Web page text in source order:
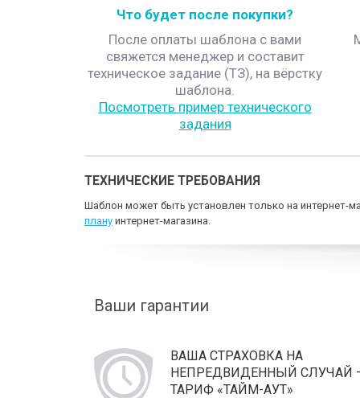
Что будет после покупки?
После оплаты шаблона с вами
свяжется менеджер и составит
техническое задание (ТЗ), на вёрстку
шаблона.
Посмотреть пример технического
задания
ТЕХНИЧЕСКИЕ ТРЕБОВАНИЯ
Шаблон может быть установлен только на интернет-
плану интернет-магазина.
Ваши гарантии
ВАША СТРАХОВКА НА
НЕПРЕДВИДЕННЫЙ СЛУЧАЙ
ТАРИФ «ТАЙМ-АУТ»